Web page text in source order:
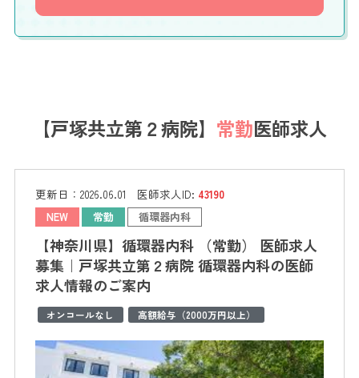
【戸塚共立第２病院】 常勤医師求人
更新日： 2026.06.01 医師求人ID: 43190
NEW 常勤 循環器内科
【神奈川県】循環器内科 （常勤） 医師求人
募集｜戸塚共立第２病院 循環器内科の医師
求人情報のご案内
オンコールなし 高額給与（2000万円以上）